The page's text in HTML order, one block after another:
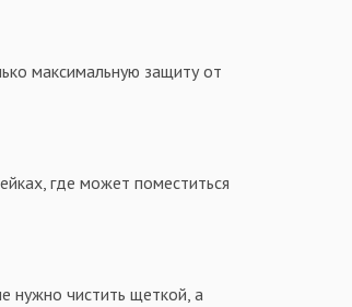
максимальную защиту от
где может поместиться
нужно чистить щеткой, а